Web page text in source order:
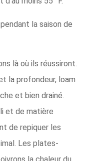
la saison de
là où ils réussiront.
la profondeur, loam
et bien drainé.
et de matière
de repiquer les
Les plates-